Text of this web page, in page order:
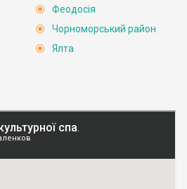
Феодосія
Чорноморський район
Ялта